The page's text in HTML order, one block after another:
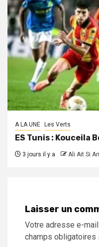
A LA UNE Les Verts
ES Tunis : Kouceila
3 jours il y a Ali Ait Si
Laisser un
Votre adresse e-
champs obligatoires